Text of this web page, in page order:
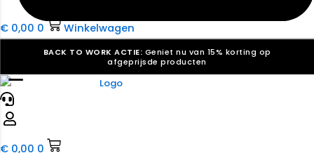
€ 0,00 0 Winkelwagen
BACK TO WORK ACTIE: Geniet nu van 15% korting op
afgeprijsde producten
Verkiezingsdrukwerk nodig? Maak indruk, win stemmen.
☰
€ 0,00 0